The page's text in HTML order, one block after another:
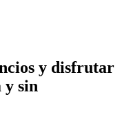
y disfrutar
y sin